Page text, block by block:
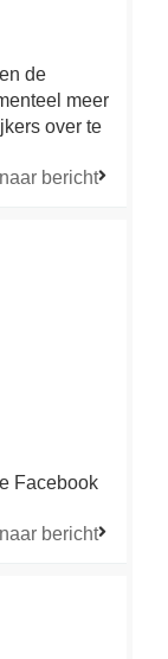
de
meer
over te
bericht
Facebook
bericht